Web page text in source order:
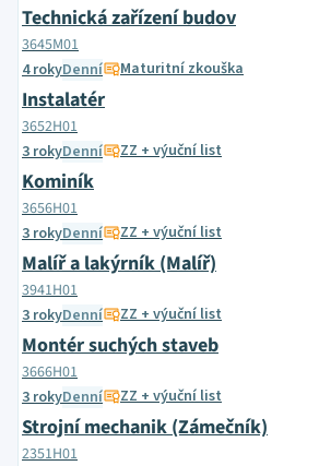
Technická zařízení budov
3645M01
4 rokyDenní Maturitní zkouška
Instalatér
3652H01
3 rokyDenní ZZ + výuční list
Kominík
3656H01
3 rokyDenní ZZ + výuční list
Malíř a lakýrník (Malíř)
3941H01
3 rokyDenní ZZ + výuční list
Montér suchých staveb
3666H01
3 rokyDenní ZZ + výuční list
Strojní mechanik (Zámečník)
2351H01